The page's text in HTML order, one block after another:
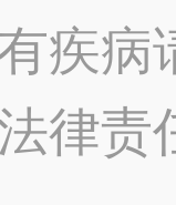
疾病
律责